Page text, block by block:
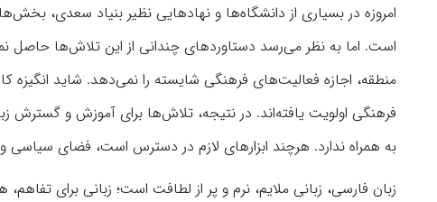
امروزه در بسیاری از دانشگاه‌ها و نهادهایی نظیر بنیاد سعدی،
است. اما به نظر می‌رسد دستاوردهای چندانی از این تلاش‌ها
منطقه، اجازه فعالیت‌های فرهنگی شایسته را نمی‌دهد. شاید انگیزه
فرهنگی اولویت یافته‌اند. در نتیجه، تلاش‌ها برای آموزش و
به همراه ندارد. هرچند ابزارهای لازم در دسترس است، فضای
زبان فارسی، زبانی ملایم، نرم و پر از لطافت است؛ زبانی برای